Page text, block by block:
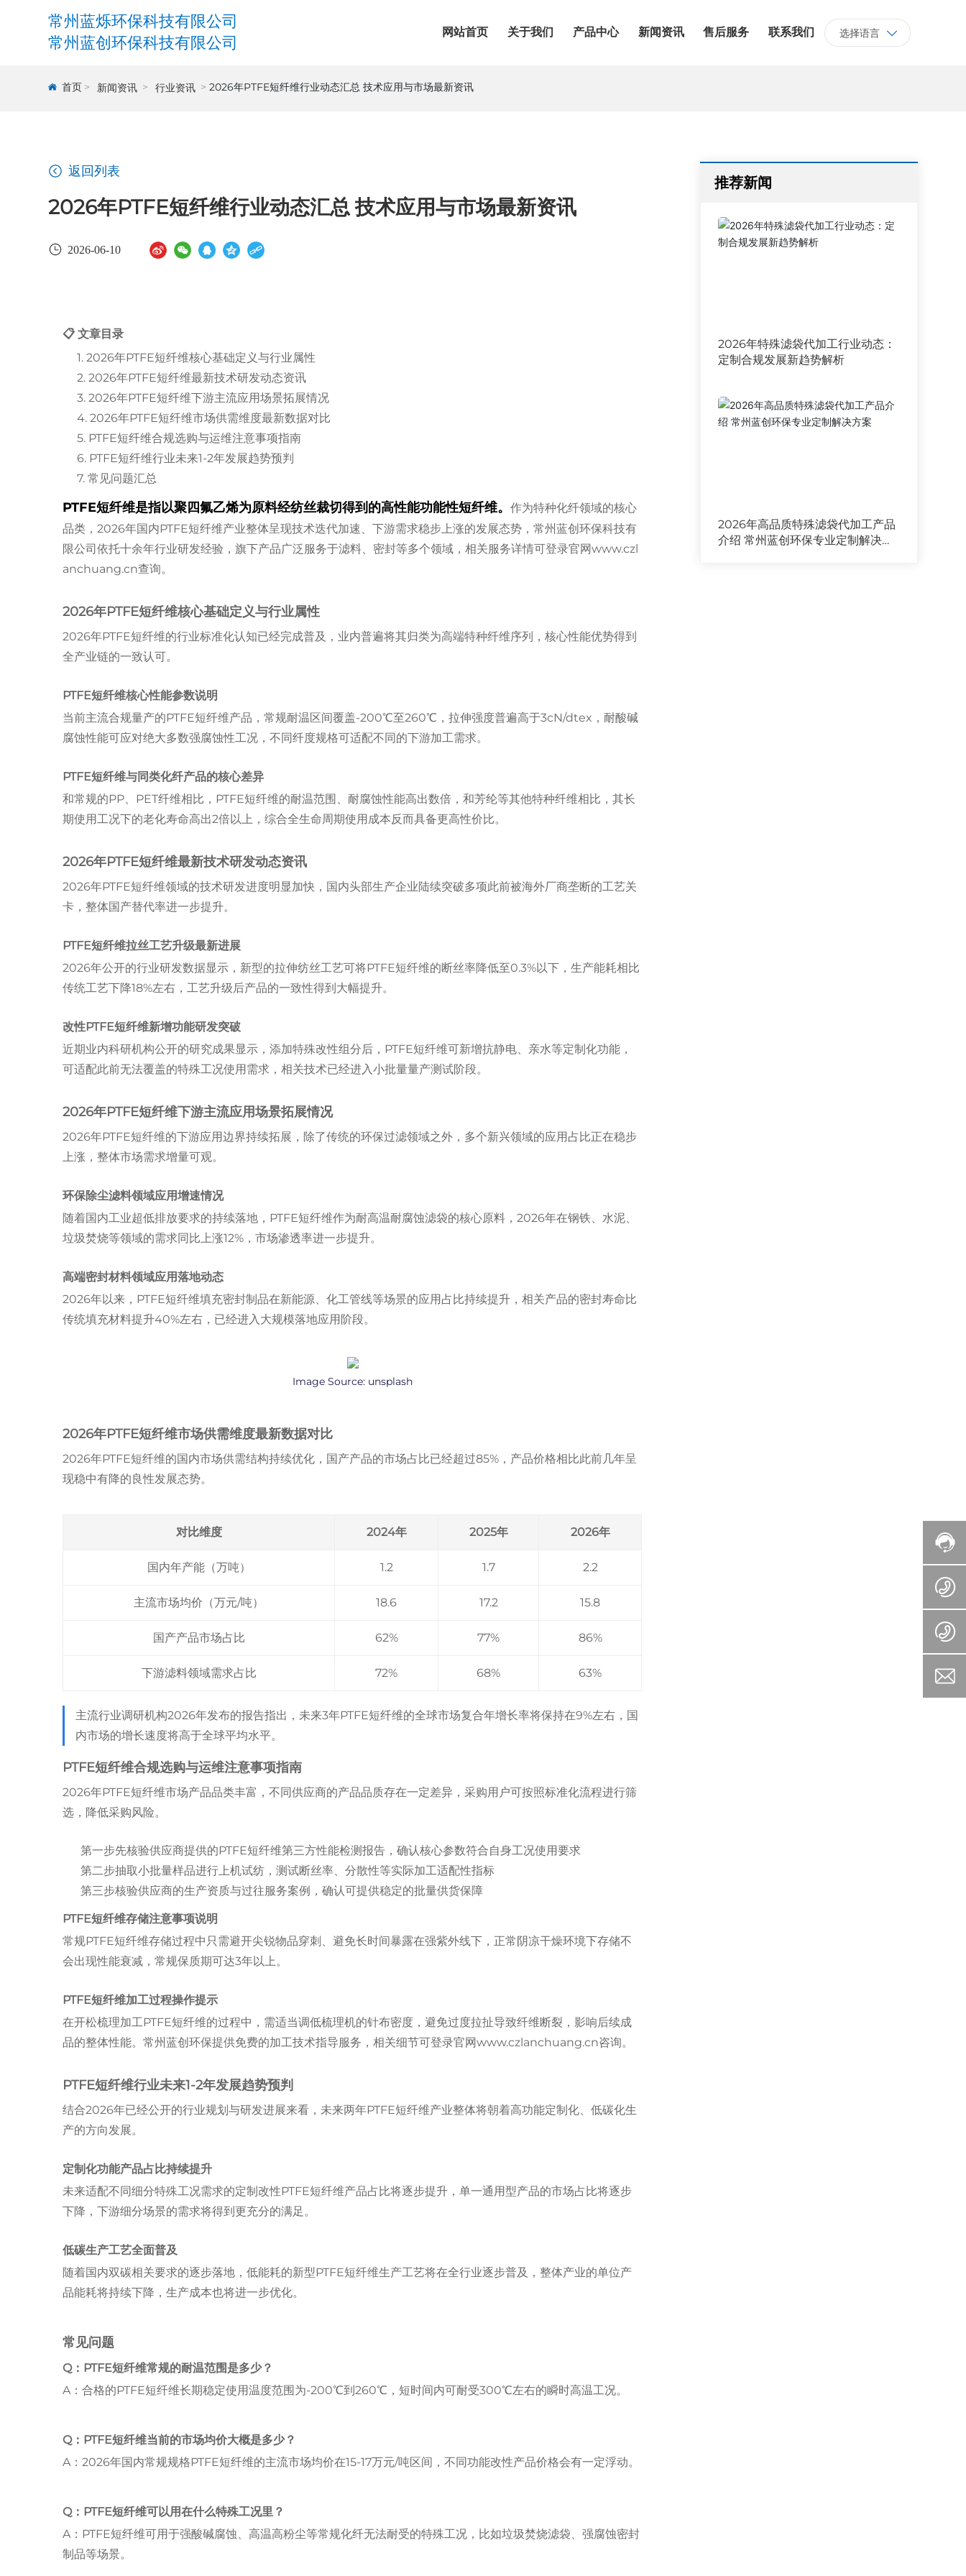
常州蓝烁环保科技有限公司
常州蓝创环保科技有限公司
网站首页 关于我们 产品中心 新闻资讯 售后服务 联系我们 选择语言
首页 新闻资讯 行业资讯 2026年PTFE短纤维行业动态汇总 技术应用与市场最新资讯
返回列表
2026年PTFE短纤维行业动态汇总 技术应用与市场最新资讯
2026-06-10
📋 文章目录
1. 2026年PTFE短纤维核心基础定义与行业属性
2. 2026年PTFE短纤维最新技术研发动态资讯
3. 2026年PTFE短纤维下游主流应用场景拓展情况
4. 2026年PTFE短纤维市场供需维度最新数据对比
5. PTFE短纤维合规选购与运维注意事项指南
6. PTFE短纤维行业未来1-2年发展趋势预判
7. 常见问题汇总
PTFE短纤维是指以聚四氟乙烯为原料经纺丝裁切得到的高性能功能性短纤维。作为特种化纤领域的核心
品类，2026年国内PTFE短纤维产业整体呈现技术迭代加速、下游需求稳步上涨的发展态势，常州蓝创环保科技有
限公司依托十余年行业研发经验，旗下产品广泛服务于滤料、密封等多个领域，相关服务详情可登录官网www.czl
anchuang.cn查询。
2026年PTFE短纤维核心基础定义与行业属性
2026年PTFE短纤维的行业标准化认知已经完成普及，业内普遍将其归类为高端特种纤维序列，核心性能优势得到
全产业链的一致认可。
PTFE短纤维核心性能参数说明
当前主流合规量产的PTFE短纤维产品，常规耐温区间覆盖-200℃至260℃，拉伸强度普遍高于3cN/dtex，耐酸碱
腐蚀性能可应对绝大多数强腐蚀性工况，不同纤度规格可适配不同的下游加工需求。
PTFE短纤维与同类化纤产品的核心差异
和常规的PP、PET纤维相比，PTFE短纤维的耐温范围、耐腐蚀性能高出数倍，和芳纶等其他特种纤维相比，其长
期使用工况下的老化寿命高出2倍以上，综合全生命周期使用成本反而具备更高性价比。
2026年PTFE短纤维最新技术研发动态资讯
2026年PTFE短纤维领域的技术研发进度明显加快，国内头部生产企业陆续突破多项此前被海外厂商垄断的工艺关
卡，整体国产替代率进一步提升。
PTFE短纤维拉丝工艺升级最新进展
2026年公开的行业研发数据显示，新型的拉伸纺丝工艺可将PTFE短纤维的断丝率降低至0.3%以下，生产能耗相比
传统工艺下降18%左右，工艺升级后产品的一致性得到大幅提升。
改性PTFE短纤维新增功能研发突破
近期业内科研机构公开的研究成果显示，添加特殊改性组分后，PTFE短纤维可新增抗静电、亲水等定制化功能，
可适配此前无法覆盖的特殊工况使用需求，相关技术已经进入小批量量产测试阶段。
2026年PTFE短纤维下游主流应用场景拓展情况
2026年PTFE短纤维的下游应用边界持续拓展，除了传统的环保过滤领域之外，多个新兴领域的应用占比正在稳步
上涨，整体市场需求增量可观。
环保除尘滤料领域应用增速情况
随着国内工业超低排放要求的持续落地，PTFE短纤维作为耐高温耐腐蚀滤袋的核心原料，2026年在钢铁、水泥、
垃圾焚烧等领域的需求同比上涨12%，市场渗透率进一步提升。
高端密封材料领域应用落地动态
2026年以来，PTFE短纤维填充密封制品在新能源、化工管线等场景的应用占比持续提升，相关产品的密封寿命比
传统填充材料提升40%左右，已经进入大规模落地应用阶段。
Image Source: unsplash
2026年PTFE短纤维市场供需维度最新数据对比
2026年PTFE短纤维的国内市场供需结构持续优化，国产产品的市场占比已经超过85%，产品价格相比此前几年呈
现稳中有降的良性发展态势。
对比维度 2024年 2025年 2026年
国内年产能（万吨） 1.2 1.7 2.2
主流市场均价（万元/吨） 18.6 17.2 15.8
国产产品市场占比 62% 77% 86%
下游滤料领域需求占比 72% 68% 63%
主流行业调研机构2026年发布的报告指出，未来3年PTFE短纤维的全球市场复合年增长率将保持在9%左右，国
内市场的增长速度将高于全球平均水平。
PTFE短纤维合规选购与运维注意事项指南
2026年PTFE短纤维市场产品品类丰富，不同供应商的产品品质存在一定差异，采购用户可按照标准化流程进行筛
选，降低采购风险。
第一步先核验供应商提供的PTFE短纤维第三方性能检测报告，确认核心参数符合自身工况使用要求
第二步抽取小批量样品进行上机试纺，测试断丝率、分散性等实际加工适配性指标
第三步核验供应商的生产资质与过往服务案例，确认可提供稳定的批量供货保障
PTFE短纤维存储注意事项说明
常规PTFE短纤维存储过程中只需避开尖锐物品穿刺、避免长时间暴露在强紫外线下，正常阴凉干燥环境下存储不
会出现性能衰减，常规保质期可达3年以上。
PTFE短纤维加工过程操作提示
在开松梳理加工PTFE短纤维的过程中，需适当调低梳理机的针布密度，避免过度拉扯导致纤维断裂，影响后续成
品的整体性能。常州蓝创环保提供免费的加工技术指导服务，相关细节可登录官网www.czlanchuang.cn咨询。
PTFE短纤维行业未来1-2年发展趋势预判
结合2026年已经公开的行业规划与研发进展来看，未来两年PTFE短纤维产业整体将朝着高功能定制化、低碳化生
产的方向发展。
定制化功能产品占比持续提升
未来适配不同细分特殊工况需求的定制改性PTFE短纤维产品占比将逐步提升，单一通用型产品的市场占比将逐步
下降，下游细分场景的需求将得到更充分的满足。
低碳生产工艺全面普及
随着国内双碳相关要求的逐步落地，低能耗的新型PTFE短纤维生产工艺将在全行业逐步普及，整体产业的单位产
品能耗将持续下降，生产成本也将进一步优化。
常见问题
Q：PTFE短纤维常规的耐温范围是多少？
A：合格的PTFE短纤维长期稳定使用温度范围为-200℃到260℃，短时间内可耐受300℃左右的瞬时高温工况。
Q：PTFE短纤维当前的市场均价大概是多少？
A：2026年国内常规规格PTFE短纤维的主流市场均价在15-17万元/吨区间，不同功能改性产品价格会有一定浮动。
Q：PTFE短纤维可以用在什么特殊工况里？
A：PTFE短纤维可用于强酸碱腐蚀、高温高粉尘等常规化纤无法耐受的特殊工况，比如垃圾焚烧滤袋、强腐蚀密封
制品等场景。
推荐新闻
2026年特殊滤袋代加工行业动态：
定制合规发展新趋势解析
2026年高品质特殊滤袋代加工产品
介绍 常州蓝创环保专业定制解决方